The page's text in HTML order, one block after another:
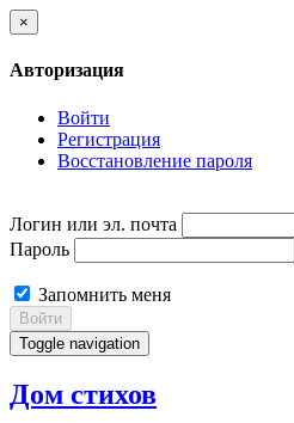
×
Авторизация
Войти
Регистрация
Восстановление пароля
Логин или эл. почта
Пароль
Запомнить меня
Войти
Toggle navigation
Дом стихов